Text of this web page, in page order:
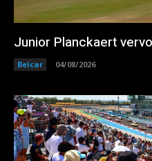
Junior Planckaert
Belcar 04/08/2026